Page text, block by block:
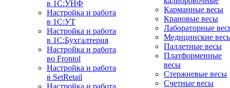
в 1С:УНФ
Настройка и работа
в 1С:УТ
Настройка и работа
в 1С:Бухгалтерия
Настройка и работа
во Frontol
Настройка и работа
в SetRetail
Настройка и работа
Карманные весы
Крановые весы
Лабораторные
Медицинские
Паллетные весы
Платформенные
весы
Стержневые весы
Счетные весы